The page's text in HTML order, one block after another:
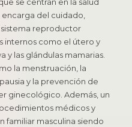
del cuidado,
reproductor
internos como el útero y
y las glándulas mamarias.
la menstruación, la
y la prevención de
ginecológico. Además, un
médicos y
familiar masculina siendo